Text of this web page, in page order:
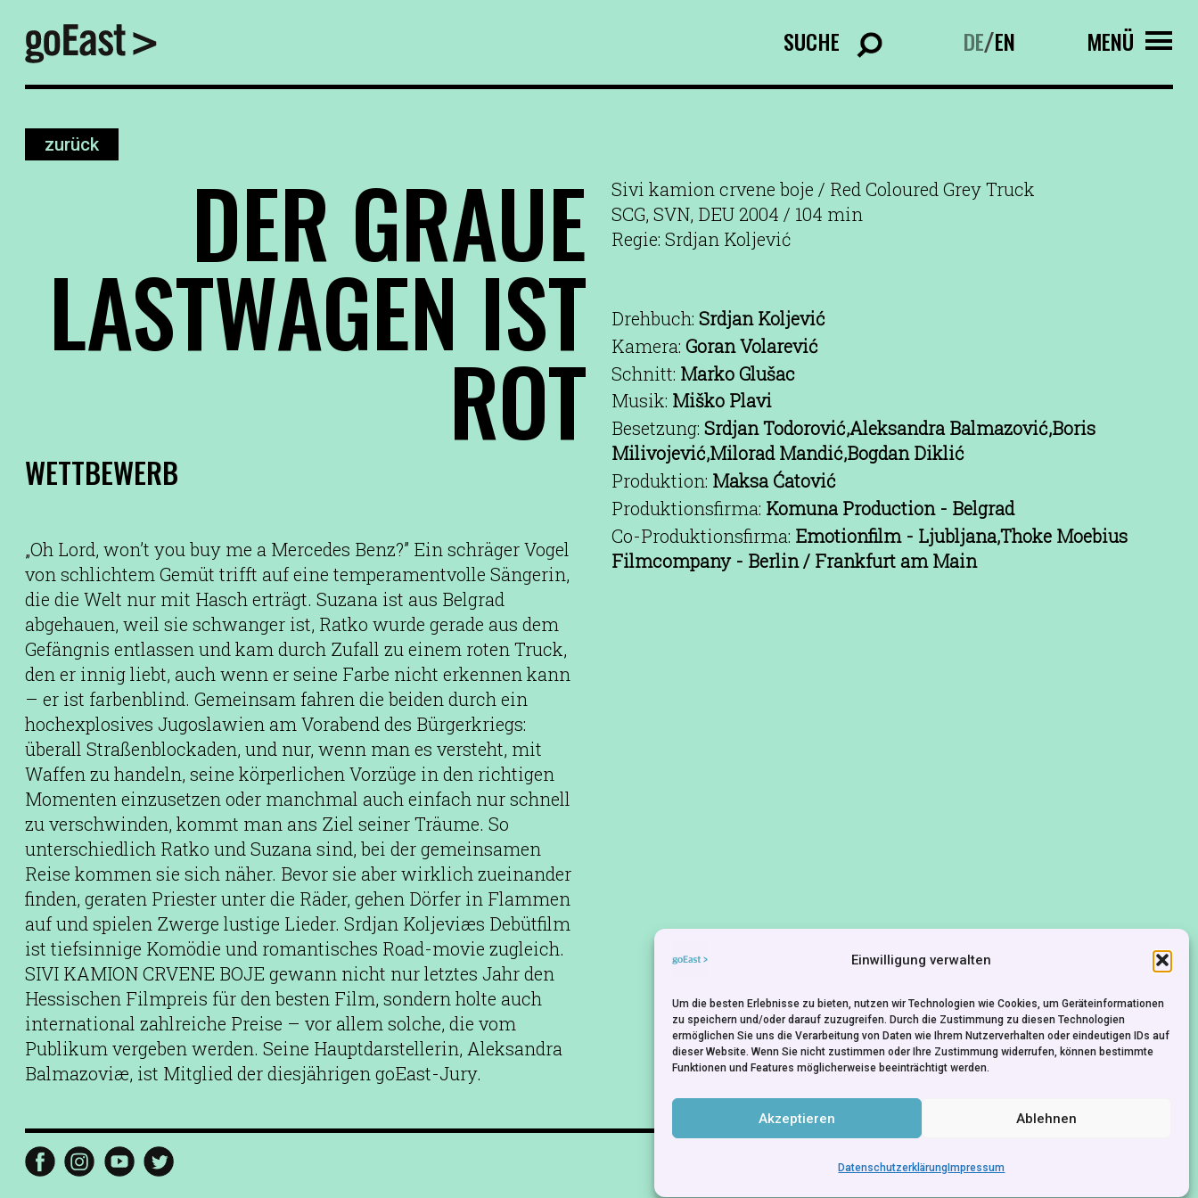
Einwilligung verwalten
Um die besten Erlebnisse zu bieten, nutzen wir Technologien wie Cookies, um Geräteinformationen
zu speichern und/oder darauf zuzugreifen. Durch die Zustimmung zu diesen Technologien
ermöglichen Sie uns die Verarbeitung von Daten wie Ihrem Nutzerverhalten oder eindeutigen IDs auf
dieser Website. Wenn Sie nicht zustimmen oder Ihre Zustimmung widerrufen, können bestimmte
Funktionen und Features möglicherweise beeinträchtigt werden.
Akzeptieren Ablehnen
Datenschutzerklärung Impressum
SUCHE DE/EN MENÜ
zurück
DER GRAUE
LASTWAGEN IST
ROT
WETTBEWERB
„Oh Lord, won’t you buy me a Mercedes Benz?” Ein schräger Vogel
von schlichtem Gemüt trifft auf eine temperamentvolle Sängerin,
die die Welt nur mit Hasch erträgt. Suzana ist aus Belgrad
abgehauen, weil sie schwanger ist, Ratko wurde gerade aus dem
Gefängnis entlassen und kam durch Zufall zu einem roten Truck,
den er innig liebt, auch wenn er seine Farbe nicht erkennen kann
– er ist farbenblind. Gemeinsam fahren die beiden durch ein
hochexplosives Jugoslawien am Vorabend des Bürgerkriegs:
überall Straßenblockaden, und nur, wenn man es versteht, mit
Waffen zu handeln, seine körperlichen Vorzüge in den richtigen
Momenten einzusetzen oder manchmal auch einfach nur schnell
zu verschwinden, kommt man ans Ziel seiner Träume. So
unterschiedlich Ratko und Suzana sind, bei der gemeinsamen
Reise kommen sie sich näher. Bevor sie aber wirklich zueinander
finden, geraten Priester unter die Räder, gehen Dörfer in Flammen
auf und spielen Zwerge lustige Lieder. Srdjan Koljeviæs Debütfilm
ist tiefsinnige Komödie und romantisches Road-movie zugleich.
SIVI KAMION CRVENE BOJE gewann nicht nur letztes Jahr den
Hessischen Filmpreis für den besten Film, sondern holte auch
international zahlreiche Preise – vor allem solche, die vom
Publikum vergeben werden. Seine Hauptdarstellerin, Aleksandra
Balmazoviæ, ist Mitglied der diesjährigen goEast-Jury.
Sivi kamion crvene boje / Red Coloured Grey Truck
SCG, SVN, DEU 2004 / 104 min
Regie: Srdjan Koljević
Drehbuch: Srdjan Koljević
Kamera: Goran Volarević
Schnitt: Marko Glušac
Musik: Miško Plavi
Besetzung: Srdjan Todorović,Aleksandra Balmazović,Boris
Milivojević,Milorad Mandić,Bogdan Diklić
Produktion: Maksa Ćatović
Produktionsfirma: Komuna Production - Belgrad
Co-Produktionsfirma: Emotionfilm - Ljubljana,Thoke Moebius
Filmcompany - Berlin / Frankfurt am Main
KONTAKT IMPRESSUM